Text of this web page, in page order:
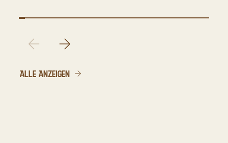
ALLE ANZEIGEN